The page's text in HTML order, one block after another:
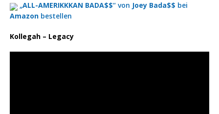
„ALL-AMERIKKKAN BADA$$“ von Joey Bada$$ bei
Amazon bestellen
Kollegah – Legacy